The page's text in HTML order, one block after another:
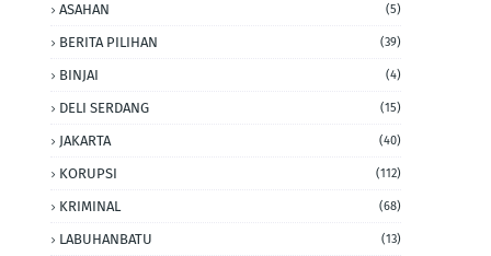
ASAHAN (5)
BERITA PILIHAN (39)
BINJAI (4)
DELI SERDANG (15)
JAKARTA (40)
KORUPSI (112)
KRIMINAL (68)
LABUHANBATU (13)